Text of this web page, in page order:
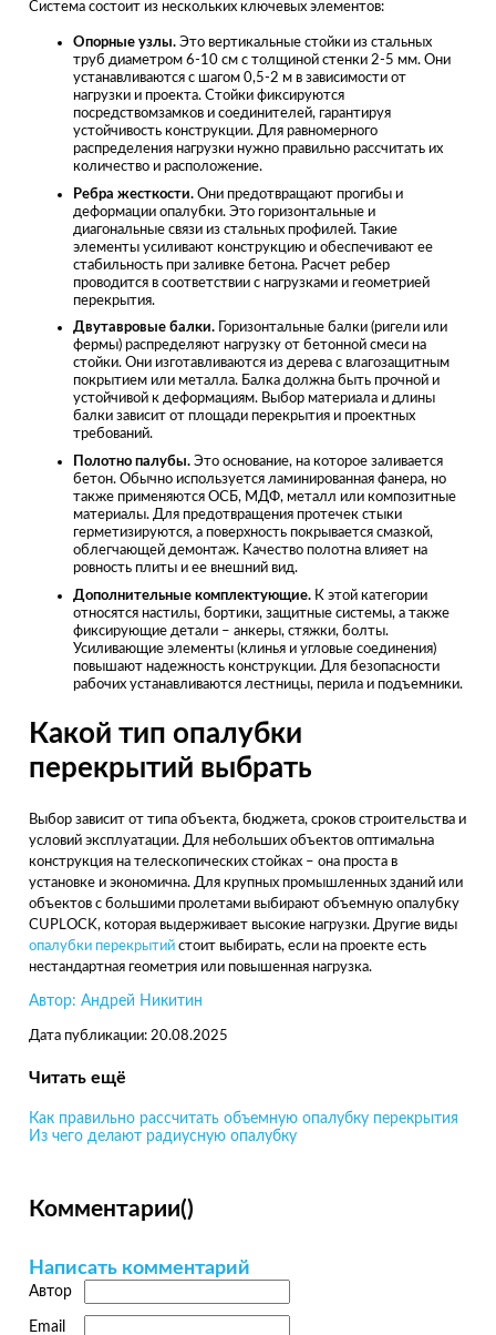
Система состоит из нескольких ключевых элементов:
Опорные узлы. Это вертикальные стойки из стальных
труб диаметром 6-10 см с толщиной стенки 2-5 мм. Они
устанавливаются с шагом 0,5-2 м в зависимости от
нагрузки и проекта. Стойки фиксируются
посредствомзамков и соединителей, гарантируя
устойчивость конструкции. Для равномерного
распределения нагрузки нужно правильно рассчитать их
количество и расположение.
Ребра жесткости. Они предотвращают прогибы и
деформации опалубки. Это горизонтальные и
диагональные связи из стальных профилей. Такие
элементы усиливают конструкцию и обеспечивают ее
стабильность при заливке бетона. Расчет ребер
проводится в соответствии с нагрузками и геометрией
перекрытия.
Двутавровые балки. Горизонтальные балки (ригели или
фермы) распределяют нагрузку от бетонной смеси на
стойки. Они изготавливаются из дерева с влагозащитным
покрытием или металла. Балка должна быть прочной и
устойчивой к деформациям. Выбор материала и длины
балки зависит от площади перекрытия и проектных
требований.
Полотно палубы. Это основание, на которое заливается
бетон. Обычно используется ламинированная фанера, но
также применяются ОСБ, МДФ, металл или композитные
материалы. Для предотвращения протечек стыки
герметизируются, а поверхность покрывается смазкой,
облегчающей демонтаж. Качество полотна влияет на
ровность плиты и ее внешний вид.
Дополнительные комплектующие. К этой категории
относятся настилы, бортики, защитные системы, а также
фиксирующие детали – анкеры, стяжки, болты.
Усиливающие элементы (клинья и угловые соединения)
повышают надежность конструкции. Для безопасности
рабочих устанавливаются лестницы, перила и подъемники.
Какой тип опалубки
перекрытий выбрать
Выбор зависит от типа объекта, бюджета, сроков строительства и
условий эксплуатации. Для небольших объектов оптимальна
конструкция на телескопических стойках – она проста в
установке и экономична. Для крупных промышленных зданий или
объектов с большими пролетами выбирают объемную опалубку
CUPLOCK, которая выдерживает высокие нагрузки. Другие виды
опалубки перекрытий стоит выбирать, если на проекте есть
нестандартная геометрия или повышенная нагрузка.
Автор: Андрей Никитин
Дата публикации: 20.08.2025
Читать ещё
Как правильно рассчитать объемную опалубку перекрытия
Из чего делают радиусную опалубку
Комментарии()
Написать комментарий
Автор
Email